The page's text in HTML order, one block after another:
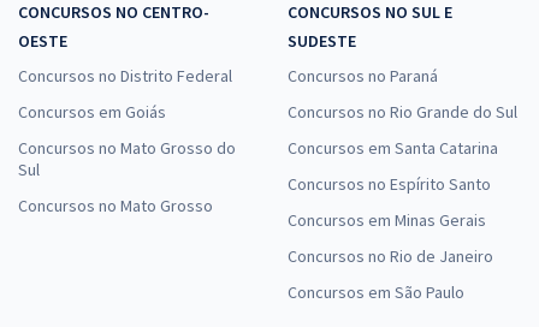
CONCURSOS NO CENTRO-
OESTE
Concursos no Distrito Federal
Concursos em Goiás
Concursos no Mato Grosso do
Sul
Concursos no Mato Grosso
CONCURSOS NO SUL E
SUDESTE
Concursos no Paraná
Concursos no Rio Grande do Sul
Concursos em Santa Catarina
Concursos no Espírito Santo
Concursos em Minas Gerais
Concursos no Rio de Janeiro
Concursos em São Paulo